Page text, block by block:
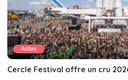
Actus
Cercle Festival offre un cru